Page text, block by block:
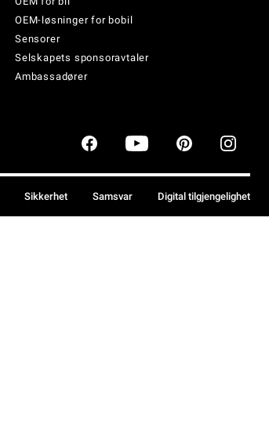
OEM-løsninger for bobil
Sensorer
Selskapets sponsoravtaler
Ambassadører
Sikkerhet Samsvar Digital tilgjengelighet